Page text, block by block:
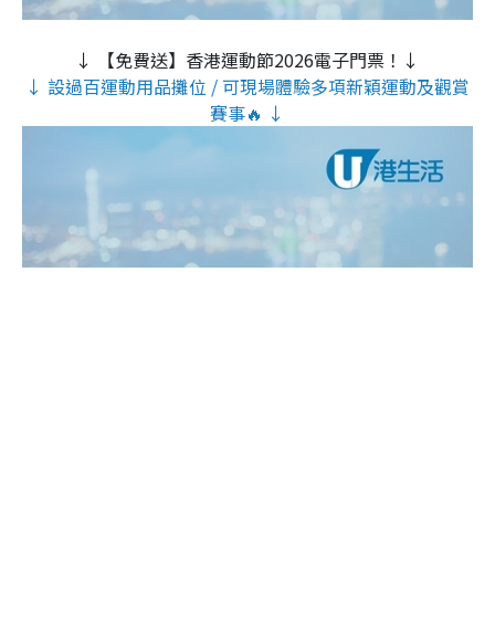
↓ 【免費送】香港運動節2026電子門票！↓
↓ 設過百運動用品攤位 / 可現場體驗多項新穎運動及觀賞
賽事🔥 ↓